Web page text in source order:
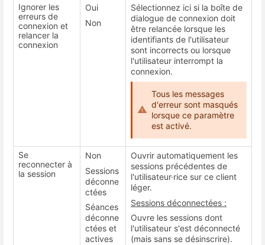
Ignorer les
erreurs de
connexion et
relancer la
connexion
Oui
Non
Sélectionnez ici si la boîte de
dialogue de connexion doit
être relancée lorsque les
identifiants de l'utilisateur
sont incorrects ou lorsque
l'utilisateur interrompt la
connexion.
Tous les messages
d'erreur sont masqués
lorsque ce paramètre
est activé.
Se
reconnecter à
la session
Non
Sessions
déconne
ctées
Séances
déconne
ctées et
actives
Ouvrir automatiquement les
sessions précédentes de
l'utilisateur·rice sur ce client
léger.
Sessions déconnectées :
Ouvre les sessions dont
l'utilisateur s'est déconnecté
(mais sans se désinscrire).